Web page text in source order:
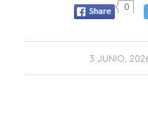
0
3 JUNIO,
/